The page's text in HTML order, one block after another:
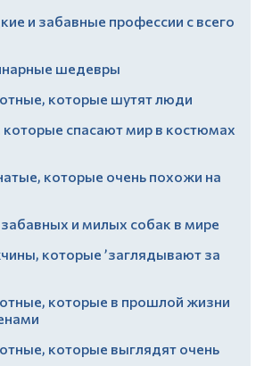
и забавные профессии с всего
шедевры
которые шутят люди
спасают мир в костюмах
которые очень похожи на
и милых собак в мире
которые ’заглядывают за
которые в прошлой жизни
которые выглядят очень